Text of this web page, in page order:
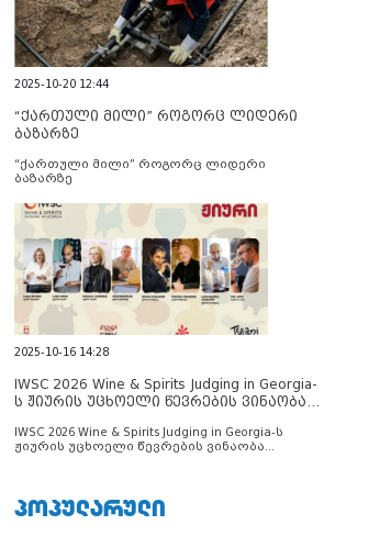
2025-10-20 12:44
“ქართული მილი” როგორც ლიდერი
ბაზარზე
“ქართული მილი” როგორც ლიდერი
ბაზარზე
2025-10-16 14:28
IWSC 2026 Wine & Spirits Judging in Georgia-
ს ჟიურის უცხოელი წევრების ვინაობა
IWSC 2026 Wine & Spirits Judging in Georgia-ს
ჟიურის უცხოელი წევრების ვინაობა
ᲞᲝᲞᲣᲚᲐᲠᲣᲚᲘ